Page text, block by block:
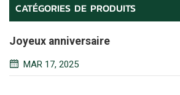
CATÉGORIES DE PRODUITS
Joyeux anniversaire
MAR 17, 2025